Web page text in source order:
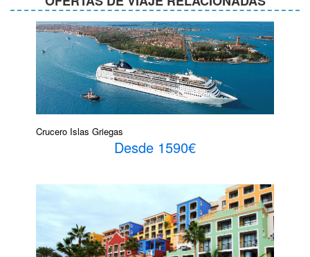
Crucero Islas Griegas
Desde 1590€